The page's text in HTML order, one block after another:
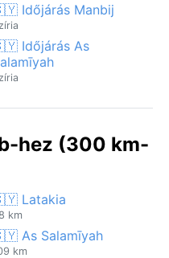
Időjárás Manbij
Időjárás As
hez (300 km-
Latakia
km
As Salamīyah
km